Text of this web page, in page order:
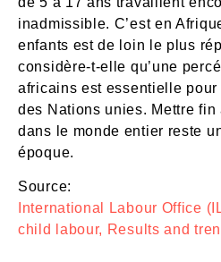
inadmissible. C’est en
enfants est de loin le plus
considère-t-elle qu’une
africains est essentielle
des Nations unies. Mettre
dans le monde entier reste
époque.
Source:
International Labour Office
child labour, Results and